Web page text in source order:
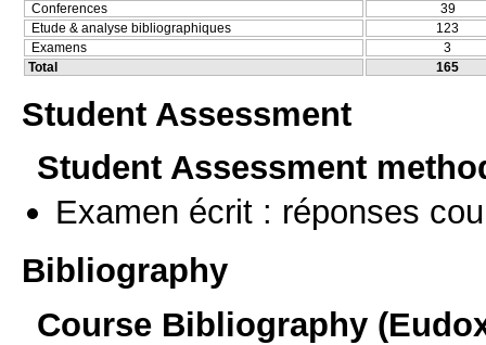
Conferences
39
Etude & analyse bibliographiques
123
Examens
3
Total
165
Student Assessment
Student Assessment
Examen écrit : réponses
Bibliography
Course Bibliography